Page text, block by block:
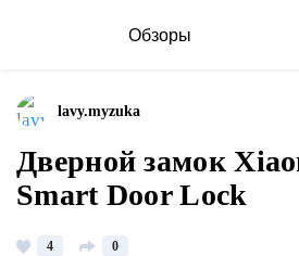
Обзоры
lavy.myzuka
Дверной замок
Smart Door Lock
4 0